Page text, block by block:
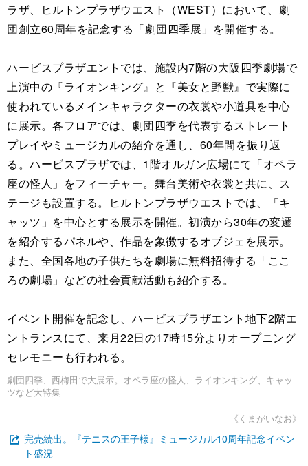
ラザ、ヒルトンプラザウエスト（WEST）において、劇
団創立60周年を記念する「劇団四季展」を開催する。
ハービスプラザエントでは、施設内7階の大阪四季劇場で
上演中の『ライオンキング』と『美女と野獣』で実際に
使われているメインキャラクターの衣裳や小道具を中心
に展示。各フロアでは、劇団四季を代表するストレート
プレイやミュージカルの紹介を通し、60年間を振り返
る。ハービスプラザでは、1階オルガン広場にて「オペラ
座の怪人」をフィーチャー。舞台美術や衣裳と共に、ス
テージも設置する。ヒルトンプラザウエストでは、「キ
ャッツ」を中心とする展示を開催。初演から30年の変遷
を紹介するパネルや、作品を象徴するオブジェを展示。
また、全国各地の子供たちを劇場に無料招待する「ここ
ろの劇場」などの社会貢献活動も紹介する。
イベント開催を記念し、ハービスプラザエント地下2階エ
ントランスにて、来月22日の17時15分よりオープニング
セレモニーも行われる。
劇団四季、西梅田で大展示。オペラ座の怪人、ライオンキング、キャッ
ツなど大特集
《くまがいなお》
完売続出。『テニスの王子様』ミュージカル10周年記念イベン
ト盛況